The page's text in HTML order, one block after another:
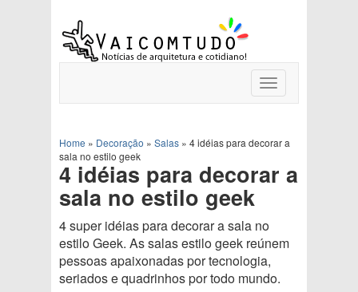
Toggle
navigation
Home » Decoração » Salas » 4 idéias para decorar a
sala no estilo geek
4 idéias para decorar a
sala no estilo geek
4 super idéias para decorar a sala no
estilo Geek. As salas estilo geek reúnem
pessoas apaixonadas por tecnologia,
seriados e quadrinhos por todo mundo.